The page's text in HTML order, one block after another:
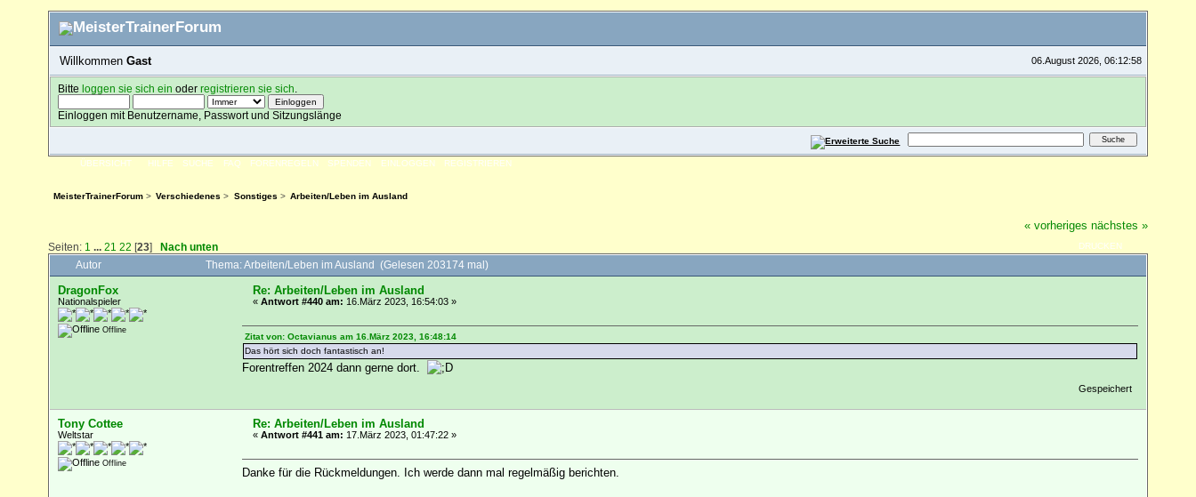
06.August 2026, 06:12:58
WillkommenGast
Bitte loggen sie sich ein oder registrieren sie sich
Einloggen mit Benutzername, Passwort und Sitzungslänge
ÜBERSICHT HILFE SUCHE FAQ FORENREGELN SPENDEN EINLOGGEN REGISTRIEREN
MeisterTrainerForum > Verschiedenes > Sonstiges > Arbeiten/Leben im Ausland
« vorheriges nächstes »
Seiten: 1 ... 21 22 [23] Nach unten DRUCKEN
Autor Thema: Arbeiten/Leben im Ausland (Gelesen 203174 mal)
DragonFox
Nationalspieler
Offline
Re: Arbeiten/Leben im Ausland
« Antwort #440 am: 16.März 2023, 16:54:03 »
Zitat von: Octavianus am 16.März 2023, 16:48:14
Das hört sich doch fantastisch an!
Forentreffen 2024 dann gerne dort.
Gespeichert
Tony Cottee
Weltstar
Offline
Re: Arbeiten/Leben im Ausland
« Antwort #441 am: 17.März 2023, 01:47:22 »
Danke für die Rückmeldungen. Ich werde dann mal regelmäßig berichten.